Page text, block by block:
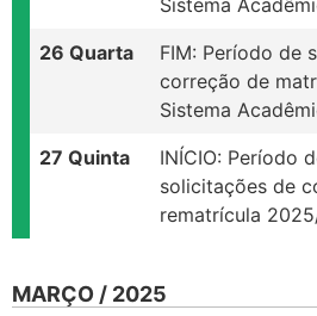
Sistema
26 Quarta
FIM: Período de
correção de
Sistema
27 Quinta
INÍCIO: Período
solicitações de
rematrícula
MARÇO / 2025